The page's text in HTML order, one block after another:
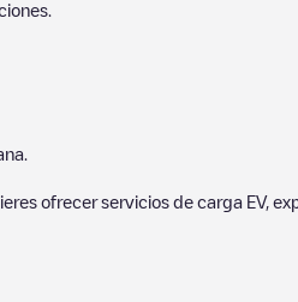
ofrecer servicios de carga EV,